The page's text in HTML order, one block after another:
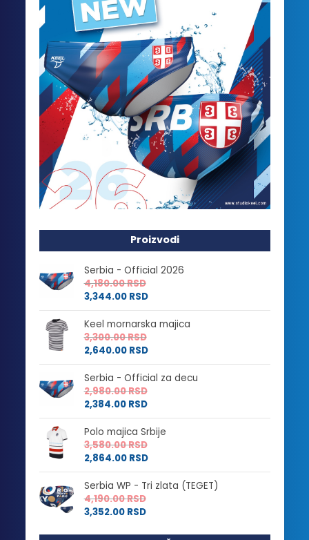
Proizvodi
Serbia - Official 2026
4,180.00RSD
3,344.00 RSD
Keel mornarska majica
3,300.00RSD
2,640.00 RSD
Serbia - Official za decu
2,980.00RSD
2,384.00 RSD
Polo majica Srbije
3,580.00RSD
2,864.00 RSD
Serbia WP - Tri zlata (TEGET)
4,190.00RSD
3,352.00 RSD